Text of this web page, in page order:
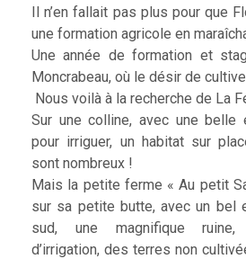
Il n’en fallait pas plus pour que
une formation agricole en
Une année de formation et
Moncrabeau, où le désir de
Nous voilà à la recherche de La
Sur une colline, avec une belle
pour irriguer, un habitat sur
sont nombreux !
Mais la petite ferme « Au petit
sur sa petite butte, avec un bel
sud, une magnifique
d’irrigation, des terres non